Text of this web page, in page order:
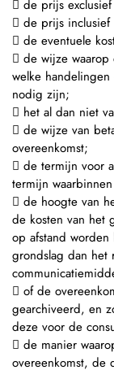
 de prijs
 de prijs inclusief
 de eventuele
 de wijze waarop
welke handelingen
nodig zijn;
 het al dan niet
 de wijze van
overeenkomst;
 de termijn voor
termijn
 de hoogte van
de kosten van het
op afstand
grondslag dan het
 of de
gearchiveerd, en
deze voor de
 de manier
overeenkomst, de